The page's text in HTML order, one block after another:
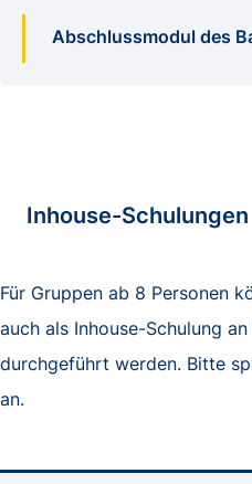
Abschlussmodul des
Inhouse-Schulungen
Für Gruppen ab 8 Personen
auch als Inhouse-Schulung
durchgeführt werden. Bitte
an.